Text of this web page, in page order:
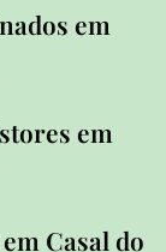
em
em
Casal do